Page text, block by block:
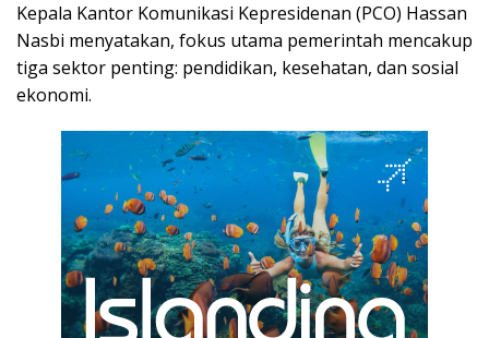
Kepala Kantor Komunikasi Kepresidenan (PCO) Hassan
Nasbi menyatakan, fokus utama pemerintah mencakup
tiga sektor penting: pendidikan, kesehatan, dan sosial
ekonomi.